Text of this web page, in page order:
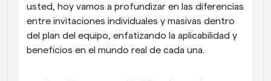
usted, hoy vamos a profundizar en las diferencias
entre invitaciones individuales y masivas dentro
del plan del equipo, enfatizando la aplicabilidad y
beneficios en el mundo real de cada una.